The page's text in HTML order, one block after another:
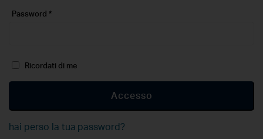
Password *
Ricordati di me
Accesso
hai perso la tua password?